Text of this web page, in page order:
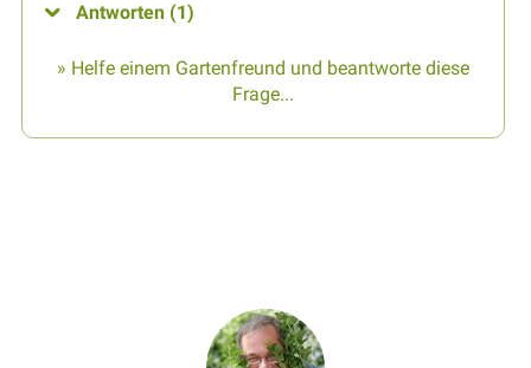
Antworten (1)
» Helfe einem Gartenfreund und beantworte diese
Frage...